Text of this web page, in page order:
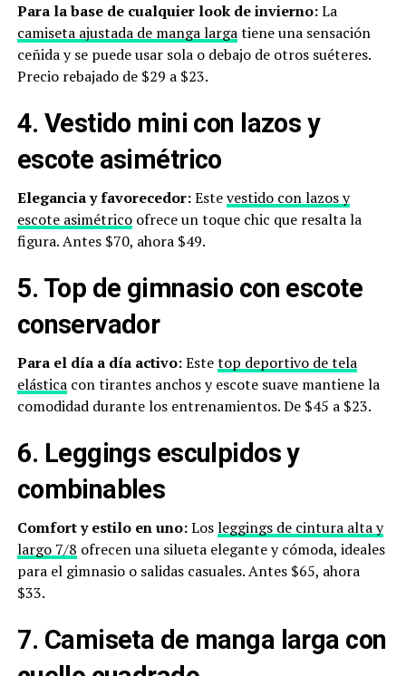
Para la base de cualquier look de invierno:La
camiseta ajustada de manga largatiene una sensación
ceñida y se puede usar sola o debajo de otros suéteres.
Precio rebajado de $29 a $23.
4. Vestido mini con lazos y
escote asimétrico
Elegancia y favorecedor:Estevestido con lazos y
escote asimétricoofrece un toque chic que resalta la
figura. Antes $70, ahora $49.
5. Top de gimnasio con escote
conservador
Para el día a día activo:Estetop deportivo de tela
elásticacon tirantes anchos y escote suave mantiene la
comodidad durante los entrenamientos. De $45 a $23.
6. Leggings esculpidos y
combinables
Comfort y estilo en uno:Losleggings de cintura alta y
largo 7/8 ofrecen una silueta elegante y cómoda, ideales
para el gimnasio o salidas casuales. Antes $65, ahora
$33.
7. Camiseta de manga larga con